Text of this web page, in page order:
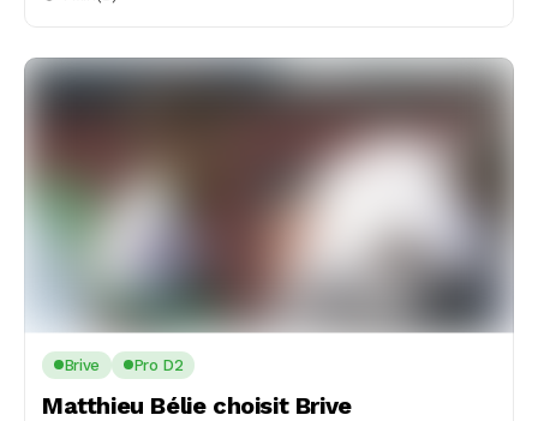
Brive Pro D2
Matthieu Bélie choisit Brive